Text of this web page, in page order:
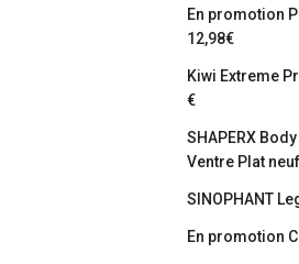
En promotion
12,98€
Kiwi Extreme
€
SHAPERX
Ventre Plat
SINOPHANT
En promotion